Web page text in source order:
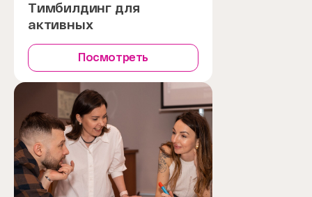
Тимбилдинг для
активных
Посмотреть